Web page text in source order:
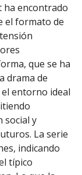
ha encontrado
el formato de
que se ha
drama de
entorno ideal
social y
La serie
indicando
típico